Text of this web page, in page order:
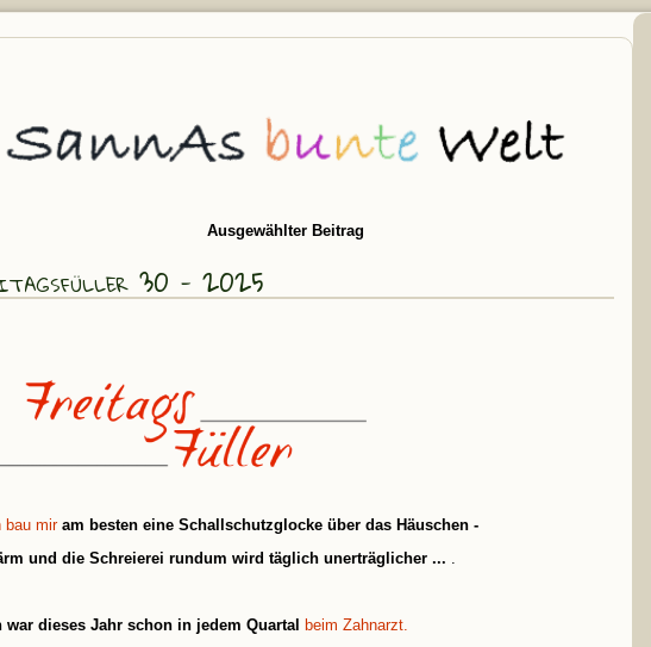
Ausgewählter Beitrag
30 - 2025
bau mir am besten eine Schallschutzglocke über das Häuschen -
und die Schreierei rundum wird täglich unerträglicher ... .
war dieses Jahr schon in jedem Quartal beim Zahnarzt.